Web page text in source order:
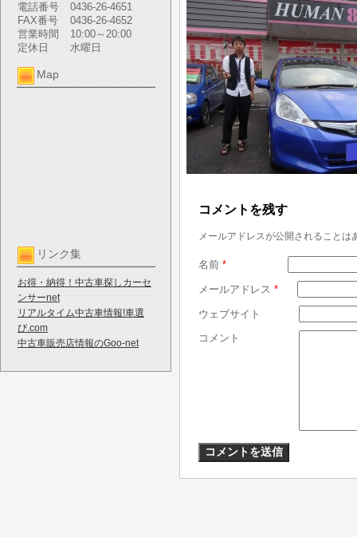
電話番号
0436-26-4651
FAX番号
0436-26-4652
営業時間
10:00～20:00
定休日
水曜日
Map
リンク集
お得・納得！中古車探しカーセ
ンサーnet
リアルタイム中古車情報!車選
び.com
中古車販売店情報のGoo-net
コメントを残す
メールアドレスが公開されることは
名前 *
メールアドレス *
ウェブサイト
コメント